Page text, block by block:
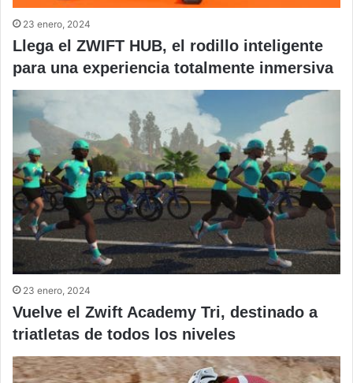
23 enero, 2024
Llega el ZWIFT HUB, el rodillo inteligente
para una experiencia totalmente inmersiva
23 enero, 2024
Vuelve el Zwift Academy Tri, destinado a
triatletas de todos los niveles